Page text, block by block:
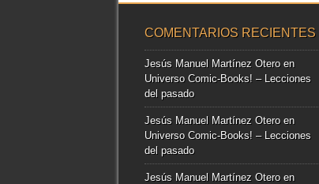
COMENTARIOS RECIENTES
Jesús Manuel Martínez Oteroen
Universo Comic-Books! – Lecciones
del pasado
Jesús Manuel Martínez Oteroen
Universo Comic-Books! – Lecciones
del pasado
Jesús Manuel Martínez Oteroen